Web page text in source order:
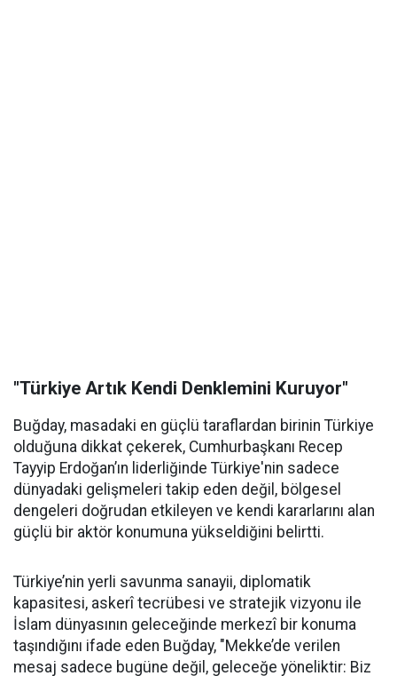
"Türkiye Artık Kendi Denklemini Kuruyor"
Buğday, masadaki en güçlü taraflardan birinin Türkiye
olduğuna dikkat çekerek, Cumhurbaşkanı Recep
Tayyip Erdoğan’ın liderliğinde Türkiye'nin sadece
dünyadaki gelişmeleri takip eden değil, bölgesel
dengeleri doğrudan etkileyen ve kendi kararlarını alan
güçlü bir aktör konumuna yükseldiğini belirtti.
Türkiye’nin yerli savunma sanayii, diplomatik
kapasitesi, askerî tecrübesi ve stratejik vizyonu ile
İslam dünyasının geleceğinde merkezî bir konuma
taşındığını ifade eden Buğday, "Mekke’de verilen
mesaj sadece bugüne değil, geleceğe yöneliktir: Biz